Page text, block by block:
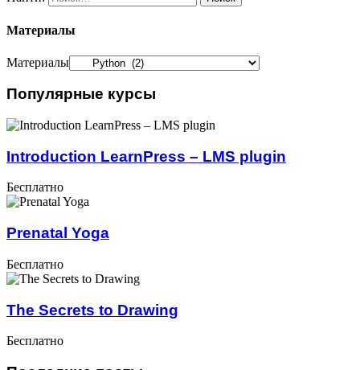
Материалы
Материалы
Популярные курсы
Introduction LearnPress – LMS plugin
Бесплатно
Prenatal Yoga
Бесплатно
The Secrets to Drawing
Бесплатно